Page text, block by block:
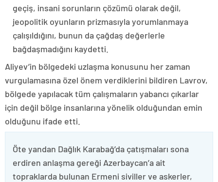
geçiş, insani sorunların çözümü olarak değil,
jeopolitik oyunların prizmasıyla yorumlanmaya
çalışıldığını, bunun da çağdaş değerlerle
bağdaşmadığını kaydetti.
Aliyev’in bölgedeki uzlaşma konusunu her zaman
vurgulamasına özel önem verdiklerini bildiren Lavrov,
bölgede yapılacak tüm çalışmaların yabancı çıkarlar
için değil bölge insanlarına yönelik olduğundan emin
olduğunu ifade etti.
Öte yandan Dağlık Karabağ’da çatışmaları sona
erdiren anlaşma gereği Azerbaycan’a ait
topraklarda bulunan Ermeni siviller ve askerler,